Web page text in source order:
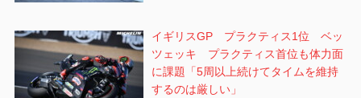
イギリスGP プラクティス1位 ベッ
ツェッキ プラクティス首位も体力面
に課題「5周以上続けてタイムを維持
するのは厳しい」